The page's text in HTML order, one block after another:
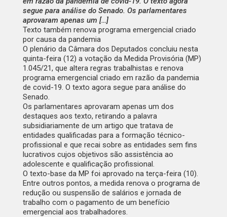
segue para análise do Senado. Os parlamentares
aprovaram apenas um […]
Texto também renova programa emergencial criado
por causa da pandemia
O plenário da Câmara dos Deputados concluiu nesta
quinta-feira (12) a votação da Medida Provisória (MP)
1.045/21, que altera regras trabalhistas e renova
programa emergencial criado em razão da pandemia
de covid-19. O texto agora segue para análise do
Senado.
Os parlamentares aprovaram apenas um dos
destaques aos texto, retirando a palavra
subsidiariamente de um artigo que tratava de
entidades qualificadas para a formação técnico-
profissional e que recai sobre as entidades sem fins
lucrativos cujos objetivos são assistência ao
adolescente e qualificação profissional.
O texto-base da MP foi aprovado na terça-feira (10).
Entre outros pontos, a medida renova o programa de
redução ou suspensão de salários e jornada de
trabalho com o pagamento de um benefício
emergencial aos trabalhadores.